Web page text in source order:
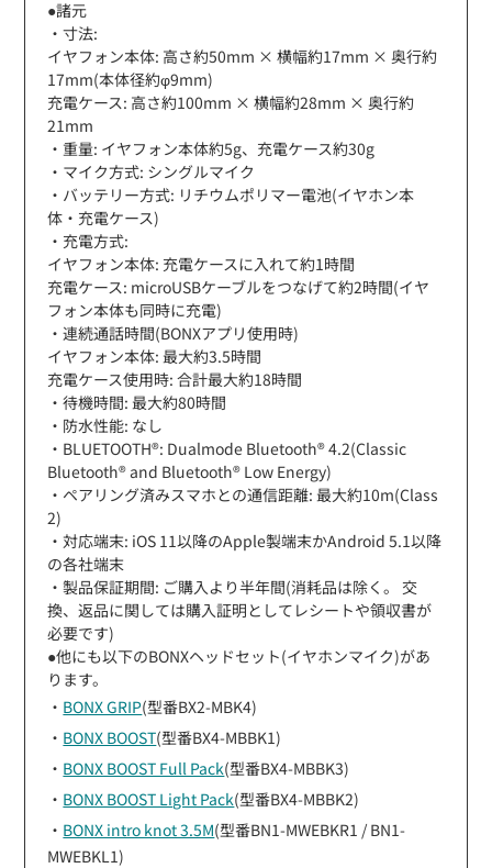
●諸元
・寸法:
イヤフォン本体: 高さ約50mm × 横幅約17mm × 奥行約
17mm(本体径約φ9mm)
充電ケース: 高さ約100mm × 横幅約28mm × 奥行約
21mm
・重量: イヤフォン本体約5g、充電ケース約30g
・マイク方式: シングルマイク
・バッテリー方式: リチウムポリマー電池(イヤホン本
体・充電ケース)
・充電方式:
イヤフォン本体: 充電ケースに入れて約1時間
充電ケース: microUSBケーブルをつなげて約2時間(イヤ
フォン本体も同時に充電)
・連続通話時間(BONXアプリ使用時)
イヤフォン本体: 最大約3.5時間
充電ケース使用時: 合計最大約18時間
・待機時間: 最大約80時間
・防水性能: なし
・BLUETOOTH®: Dualmode Bluetooth® 4.2(Classic
Bluetooth® and Bluetooth® Low Energy)
・ペアリング済みスマホとの通信距離: 最大約10m(Class
2)
・対応端末: iOS 11以降のApple製端末かAndroid 5.1以降
の各社端末
・製品保証期間: ご購入より半年間(消耗品は除く。 交
換、返品に関しては購入証明としてレシートや領収書が
必要です)
●他にも以下のBONXヘッドセット(イヤホンマイク)があ
ります。
・ BONX GRIP(型番BX2-MBK4)
・ BONX BOOST(型番BX4-MBBK1)
・ BONX BOOST Full Pack(型番BX4-MBBK3)
・ BONX BOOST Light Pack(型番BX4-MBBK2)
・ BONX intro knot 3.5M(型番BN1-MWEBKR1 / BN1-
MWEBKL1)